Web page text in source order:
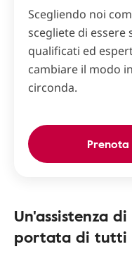
Scegliendo noi
scegliete di
qualificati ed
cambiare il modo
circonda.
Un'assistenza
portata di tutti